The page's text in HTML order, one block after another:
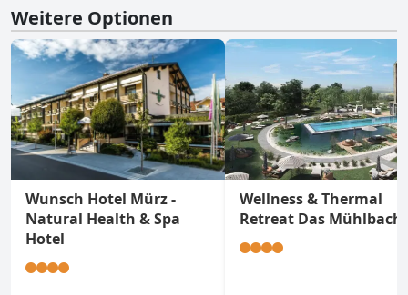
Weitere Optionen
Wunsch Hotel Mürz -
Natural Health & Spa
Hotel
Wellness & Thermal
Retreat Das Mühlbach